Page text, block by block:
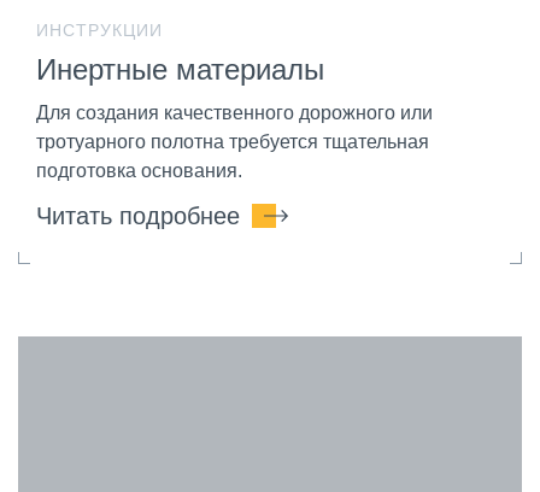
ИНСТРУКЦИИ
Инертные материалы
Для создания качественного дорожного или
тротуарного полотна требуется тщательная
подготовка основания.
Читать подробнее